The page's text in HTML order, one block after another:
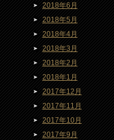
2018年6月
2018年5月
2018年4月
2018年3月
2018年2月
2018年1月
2017年12月
2017年11月
2017年10月
2017年9月